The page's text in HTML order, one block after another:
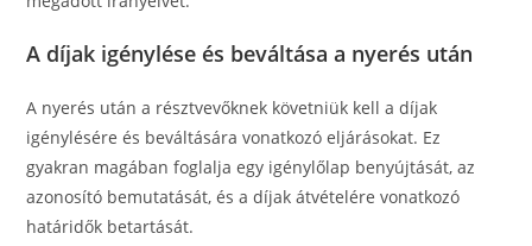
A díjak igénylése és beváltása a nyerés után
A nyerés után a résztvevőknek követniük kell a díjak
igénylésére és beváltására vonatkozó eljárásokat. Ez
gyakran magában foglalja egy igénylőlap benyújtását, az
azonosító bemutatását, és a díjak átvételére vonatkozó
határidők betartását.